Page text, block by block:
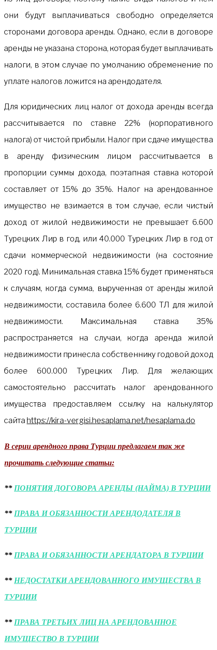
они будут выплачиваться свободно определяется
сторонами договора аренды. Однако, если в договоре
аренды не указана сторона, которая будет выплачивать
налоги, в этом случае по умолчанию обременение по
уплате налогов ложится на арендодателя.
Для юридических лиц налог от дохода аренды всегда
рассчитывается по ставке 22% (корпоративного
налога) от чистой прибыли. Налог при cдаче имущества
в аренду физическим лицом рассчитывается в
пропорции суммы дохода, поэтапная ставка которой
составляет от 15% до 35%. Налог на арендованное
имущество не взимается в том случае, если чистый
доход от жилой недвижимости не превышает 6.600
Турецких Лир в год, или 40.000 Турецких Лир в год от
сдачи коммерческой недвижимости (на состояние
2020 год). Минимальная ставка 15% будет применяться
к случаям, когда сумма, вырученная от аренды жилой
недвижимости, составила более 6.600 ТЛ для жилой
недвижимости. Максимальная ставка 35%
распространяется на случаи, когда аренда жилой
недвижимости принесла собственнику годовой доход
более 600.000 Турецких Лир. Для желающих
самостоятельно рассчитать налог арендованного
имущества предоставляем ссылку на калькулятор
сайта https://kira-vergisi.hesaplama.net/hesaplama.do
В серии арендного права Турции предлагаем так же
прочитать следующие статьи:
** ПОНЯТИЯ ДОГОВОРА АРЕНДЫ (НАЙМА) В ТУРЦИИ
** ПРАВА И ОБЯЗАННОСТИ АРЕНДОДАТЕЛЯ В
ТУРЦИИ
** ПРАВА И ОБЯЗАННОСТИ АРЕНДАТОРА В ТУРЦИИ
** НЕДОСТАТКИ АРЕНДОВАННОГО ИМУЩЕСТВА В
ТУРЦИИ
** ПРАВА ТРЕТЬИХ ЛИЦ НА АРЕНДОВАННОЕ
ИМУЩЕСТВО В ТУРЦИИ